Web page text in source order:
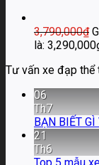
3,790,000₫
là:
Tư vấn xe đạp thể
06
Th7
BẠN BIẾT
21
Th6